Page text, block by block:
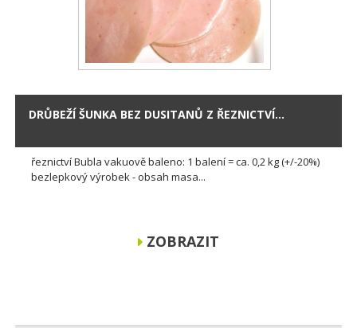
DRŮBEŽÍ ŠUNKA BEZ DUSITANŮ Z ŘEZNICTVÍ...
řeznictví Bubla vakuově baleno: 1 balení = ca. 0,2 kg (+/-20%)
bezlepkový výrobek - obsah masa...
ZOBRAZIT